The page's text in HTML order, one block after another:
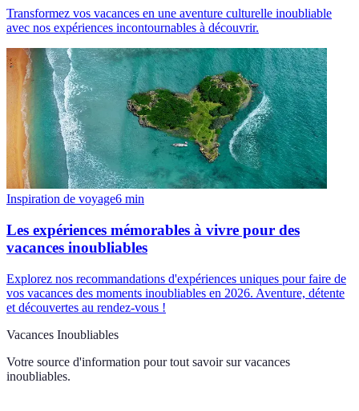
Transformez vos vacances en une aventure culturelle inoubliable
avec nos expériences incontournables à découvrir.
Inspiration de voyage6 min
Les expériences mémorables à vivre pour des
vacances inoubliables
Explorez nos recommandations d'expériences uniques pour faire de
vos vacances des moments inoubliables en 2026. Aventure, détente
et découvertes au rendez-vous !
Vacances Inoubliables
Votre source d'information pour tout savoir sur vacances
inoubliables.